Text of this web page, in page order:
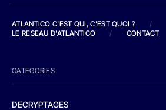
ATLANTICO C'EST QUI, C'EST QUOI ?
/
LE RESEAU D'ATLANTICO
/ CONTACT
CATEGORIES
DECRYPTAGES